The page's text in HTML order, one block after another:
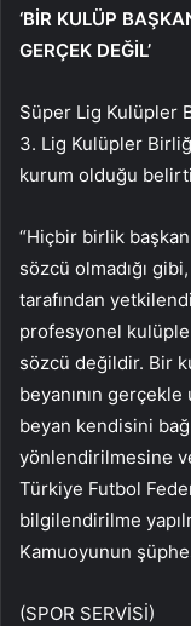
‘BİR KULÜP
GERÇEK DEĞİL’
Süper Lig Kulüpler
3. Lig Kulüpler
kurum olduğu
“Hiçbir birlik
sözcü olmadığı
tarafından
profesyonel
sözcü değildir. Bir
beyanının
beyan kendisini
yönlendirilmesine
Türkiye Futbol
bilgilendirilme
Kamuoyunun
(SPOR SERVİSİ)